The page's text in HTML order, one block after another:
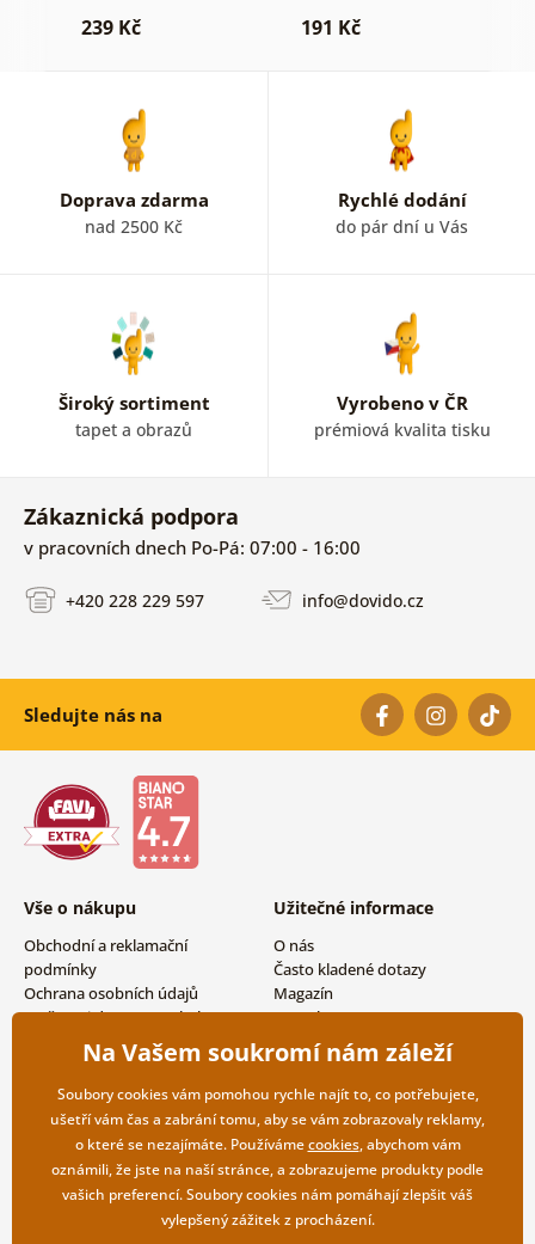
239 Kč 191 Kč
Doprava zdarma
nad 2500 Kč
Rychlé dodání
do pár dní u Vás
Široký sortiment
tapet a obrazů
Vyrobeno v ČR
prémiová kvalita tisku
Zákaznická podpora
v pracovních dnech Po-Pá: 07:00 - 16:00
+420 228 229 597 info@dovido.cz
Sledujte nás na
Vše o nákupu
Obchodní a reklamační
podmínky
Ochrana osobních údajů
Možnosti dopravy a platby
Vrácení zboží
Užitečné informace
O nás
Často kladené dotazy
Magazín
Kontakty
Velkoobchodní spolupráce
Na Vašem soukromí nám záleží
Soubory cookies vám pomohou rychle najít to, co potřebujete,
ušetří vám čas a zabrání tomu, aby se vám zobrazovaly reklamy,
o které se nezajímáte. Používámecookies, abychom vám
oznámili, že jste na naší stránce, a zobrazujeme produkty podle
vašich preferencí. Soubory cookies nám pomáhají zlepšit váš
vylepšený zážitek z procházení.